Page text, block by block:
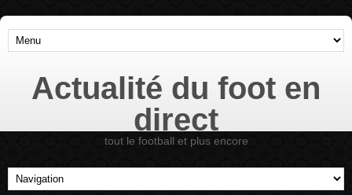
Actualité du foot en
direct
tout le football et plus encore